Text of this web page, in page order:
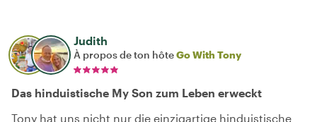
Judith
À propos de ton hôteGo With Tony
Das hinduistische My Son zum Leben erweckt
Tony hat uns nicht nur die einzigartige hinduistische